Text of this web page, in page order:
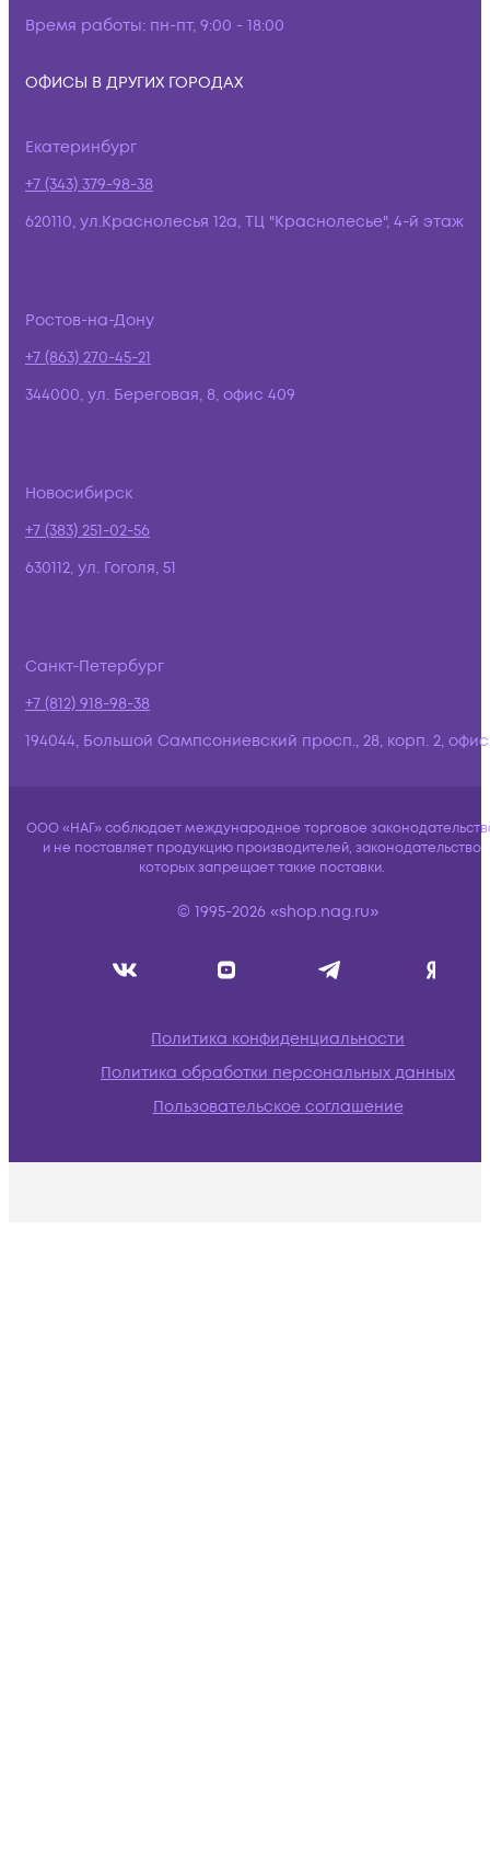
Время работы: пн-пт, 9:00 - 18:00
ОФИСЫ В ДРУГИХ ГОРОДАХ
Екатеринбург
+7 (343) 379-98-38
620110, ул.Краснолесья 12а, ТЦ "Краснолесье", 4-й этаж
Ростов-на-Дону
+7 (863) 270-45-21
344000, ул. Береговая, 8, офис 409
Новосибирск
+7 (383) 251-02-56
630112, ул. Гоголя, 51
Санкт-Петербург
+7 (812) 918-98-38
194044, Большой Сампсониевский просп., 28, корп. 2,
ООО «НАГ» соблюдает международное торговое
и не поставляет продукцию производителей, законодательство
которых запрещает такие поставки.
© 1995-2026 «shop.nag.ru»
Политика конфиденциальности
Политика обработки персональных данных
Пользовательское соглашение